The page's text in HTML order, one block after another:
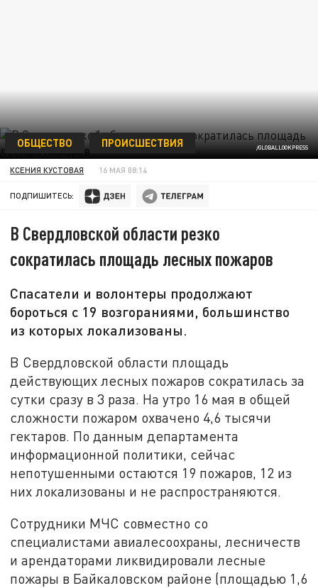
/GLOBALLOOKPRESS
ОБЩЕСТВО ПРОИСШЕСТВИЯ
КСЕНИЯ КУСТОВАЯ 16 МАЯ 08:14
ПОДПИШИТЕСЬ:
В Свердловской области резко
сократилась площадь лесных пожаров
Спасатели и волонтеры продолжают
бороться с 19 возгораниями, большинство
из которых локализованы.
В Свердловской области площадь
действующих лесных пожаров сократилась за
сутки сразу в 3 раза. На утро 16 мая в общей
сложности пожаром охвачено 4,6 тысячи
гектаров. По данным департамента
информационной политики, сейчас
непотушенными остаются 19 пожаров, 12 из
них локализованы и не распространяются.
Сотрудники МЧС совместно со
специалистами авиалесоохраны, лесничеств
и арендаторами ликвидировали лесные
пожары в Байкаловском районе (площадью 1,6